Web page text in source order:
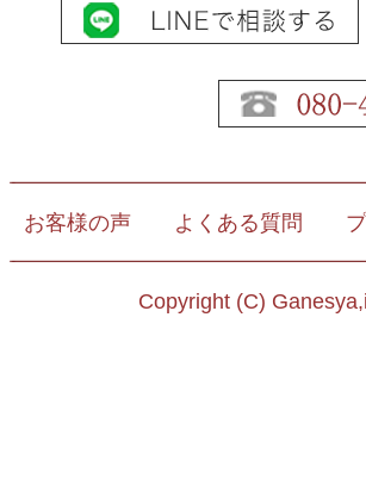
お客様の声 よくある質問
Copyright (C)